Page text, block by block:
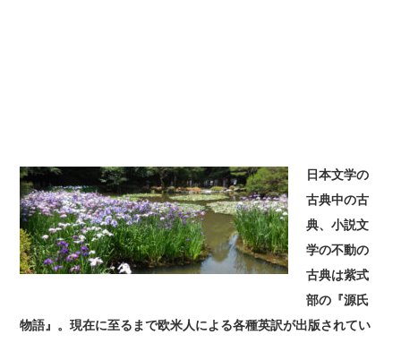
日本文学の
古典中の古
典、小説文
学の不動の
古典は紫式
部の『源氏
物語』。現在に至るまで欧米人による各種英訳が出版されてい